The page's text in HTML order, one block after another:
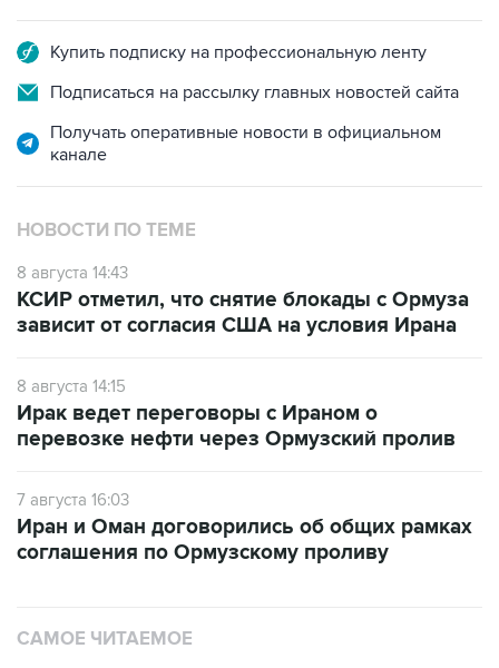
Подписаться на рассылку главных новостей сайта
Получать оперативные новости в официальном
НОВОСТИ ПО ТЕМЕ
8 августа 14:43
зависит от согласия США на условия Ирана
перевозке нефти через Ормузский пролив
7 августа 16:03
соглашения по Ормузскому проливу
Число пострадавших при атаке БПЛА под